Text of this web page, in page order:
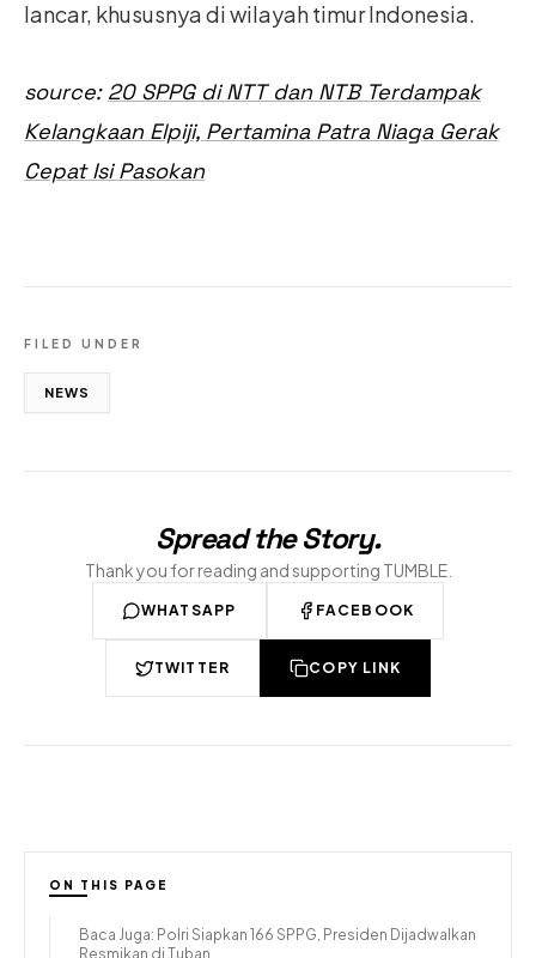
lancar, khususnya di wilayah timur Indonesia.
source: 20 SPPG di NTT dan NTB Terdampak
Kelangkaan Elpiji, Pertamina Patra Niaga Gerak
Cepat Isi Pasokan
FILED UNDER
NEWS
Spread the Story.
Thank you for reading and supporting TUMBLE.
WHATSAPP FACEBOOK
TWITTER COPY LINK
ON THIS PAGE
Baca Juga: Polri Siapkan 166 SPPG, Presiden Dijadwalkan
Resmikan di Tuban